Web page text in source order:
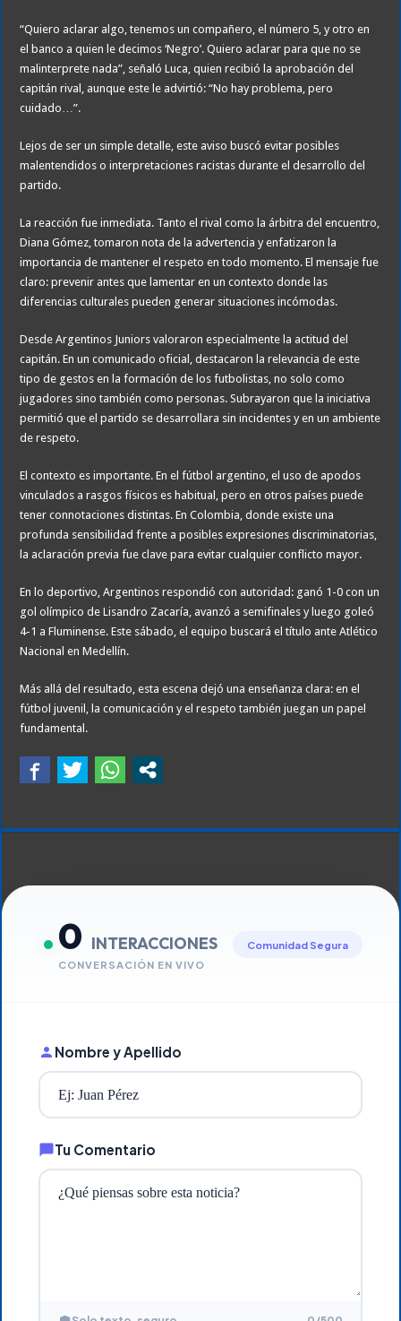
“Quiero aclarar algo, tenemos un compañero, el número 5, y otro en
el banco a quien le decimos ‘Negro’. Quiero aclarar para que no se
malinterprete nada”, señaló Luca, quien recibió la aprobación del
capitán rival, aunque este le advirtió: “No hay problema, pero
cuidado…”.
Lejos de ser un simple detalle, este aviso buscó evitar posibles
malentendidos o interpretaciones racistas durante el desarrollo del
partido.
La reacción fue inmediata. Tanto el rival como la árbitra del encuentro,
Diana Gómez, tomaron nota de la advertencia y enfatizaron la
importancia de mantener el respeto en todo momento. El mensaje fue
claro: prevenir antes que lamentar en un contexto donde las
diferencias culturales pueden generar situaciones incómodas.
Desde Argentinos Juniors valoraron especialmente la actitud del
capitán. En un comunicado oficial, destacaron la relevancia de este
tipo de gestos en la formación de los futbolistas, no solo como
jugadores sino también como personas. Subrayaron que la iniciativa
permitió que el partido se desarrollara sin incidentes y en un ambiente
de respeto.
El contexto es importante. En el fútbol argentino, el uso de apodos
vinculados a rasgos físicos es habitual, pero en otros países puede
tener connotaciones distintas. En Colombia, donde existe una
profunda sensibilidad frente a posibles expresiones discriminatorias,
la aclaración previa fue clave para evitar cualquier conflicto mayor.
En lo deportivo, Argentinos respondió con autoridad: ganó 1-0 con un
gol olímpico de Lisandro Zacaría, avanzó a semifinales y luego goleó
4-1 a Fluminense. Este sábado, el equipo buscará el título ante Atlético
Nacional en Medellín.
Más allá del resultado, esta escena dejó una enseñanza clara: en el
fútbol juvenil, la comunicación y el respeto también juegan un papel
fundamental.
0 INTERACCIONES
CONVERSACIÓN EN VIVO
Comunidad Segura
Nombre y Apellido
Tu Comentario